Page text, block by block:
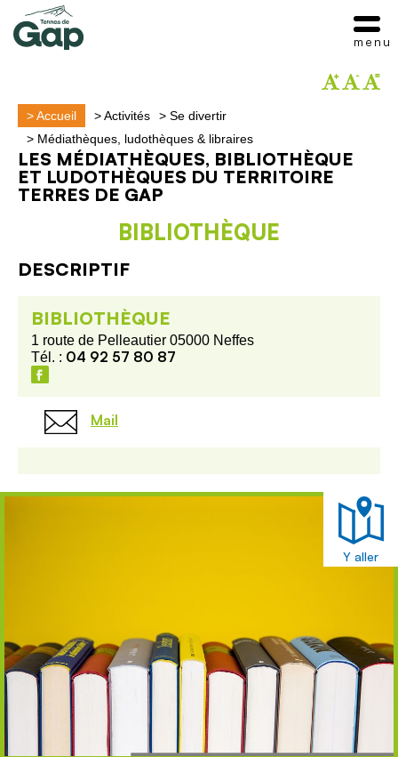
>Accueil >Activités > Se divertir
> Médiathèques, ludothèques & libraires
LES MÉDIATHÈQUES, BIBLIOTHÈQUE
ET LUDOTHÈQUES DU TERRITOIRE
TERRES DE GAP
BIBLIOTHÈQUE
DESCRIPTIF
BIBLIOTHÈQUE
1 route de Pelleautier 05000 Neffes
Tél. : 04 92 57 80 87
Mail
Y aller
menu